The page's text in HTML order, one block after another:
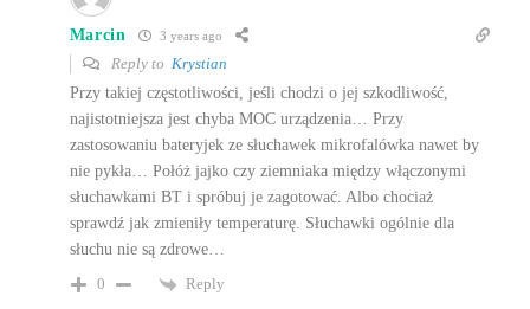
Marcin 3 years ago
Reply to Krystian
Przy takiej częstotliwości, jeśli chodzi o jej szkodliwość,
najistotniejsza jest chyba MOC urządzenia… Przy
zastosowaniu bateryjek ze słuchawek mikrofalówka nawet by
nie pykła… Połóż jajko czy ziemniaka między włączonymi
słuchawkami BT i spróbuj je zagotować. Albo chociaż
sprawdź jak zmieniły temperaturę. Słuchawki ogólnie dla
słuchu nie są zdrowe…
0
Reply